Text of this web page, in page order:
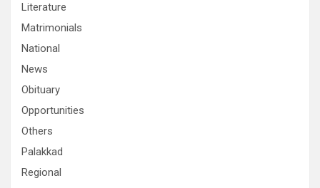
Literature
Matrimonials
National
News
Obituary
Opportunities
Others
Palakkad
Regional